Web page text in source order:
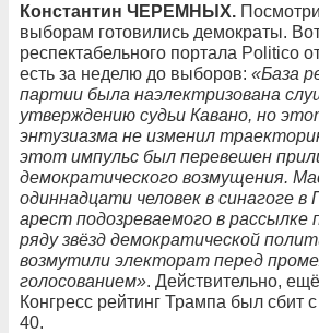
Константин ЧЕРЕМНЫХ.
выборам готовились демократы.
респектабельного портала Politico
есть за неделю до выборов: «База
партии была наэлектризована
утверждению судьи Кавано, но
энтузиазма не изменил
этот импульс был перевешен
демократического возмущения.
одиннадцати человек в синагоге
арест подозреваемого в рассылке
ряду звёзд демократической
возмутили электорат перед
голосованием». Действительно,
Конгресс рейтинг Трампа был сбит
40.